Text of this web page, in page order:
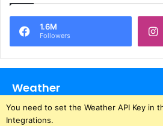
1.6M
Followers
Weather
You need to set the Weather API Key in
Integrations.